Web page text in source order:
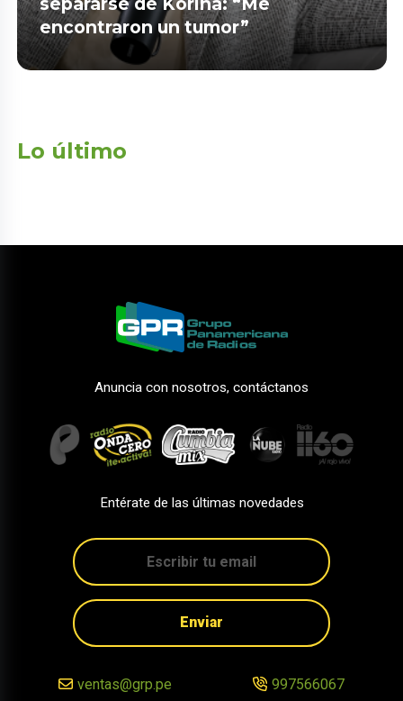
encontraron un tumor”
Lo último
Anuncia con nosotros, contáctanos
Entérate de las últimas novedades
Enviar
ventas@grp.pe 997566067